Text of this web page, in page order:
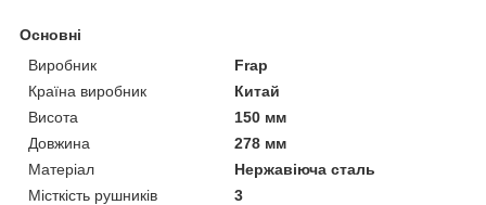
Основні
Виробник
Frap
Країна виробник
Китай
Висота
150 мм
Довжина
278 мм
Матеріал
Нержавіюча сталь
Місткість рушників
3